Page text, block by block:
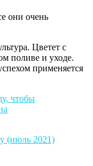
они очень
Цветет с
поливе и уходе.
применяется